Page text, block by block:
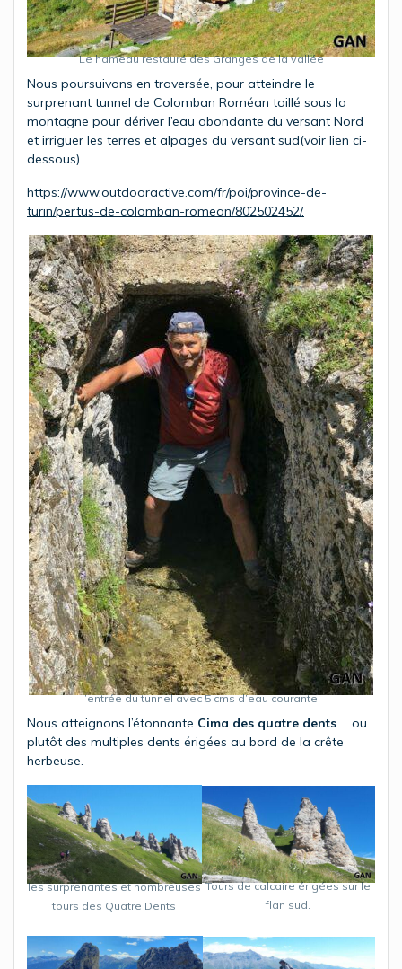
Le hameau restauré des Granges de la vallée
Nous poursuivons en traversée, pour atteindre le
surprenant tunnel de Colomban Roméan taillé sous la
montagne pour dériver l’eau abondante du versant Nord
et irriguer les terres et alpages du versant sud(voir lien ci-
dessous)
https://www.outdooractive.com/fr/poi/province-de-
turin/pertus-de-colomban-romean/802502452/.
l’entrée du tunnel avec 5 cms d’eau courante.
Nous atteignons l’étonnante Cima des quatre dents … ou
plutôt des multiples dents érigées au bord de la crête
herbeuse.
les surprenantes et nombreuses
tours des Quatre Dents
Tours de calcaire érigées sur le
flan sud.